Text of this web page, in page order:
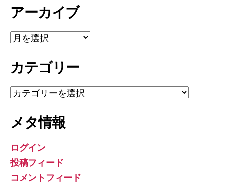
アーカイブ
ア
ー
イ
カテゴリー
カ
テ
リ
メタ情報
ログイン
投稿フィード
コメントフィード